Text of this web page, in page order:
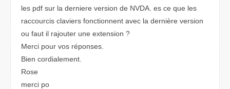
les pdf sur la derniere version de NVDA. es ce que les
raccourcis claviers fonctionnent avec la dernière version
ou faut il rajouter une extension ?
Merci pour vos réponses.
Bien cordialement.
Rose
merci po